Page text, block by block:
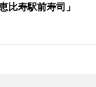
比寿駅前寿司」